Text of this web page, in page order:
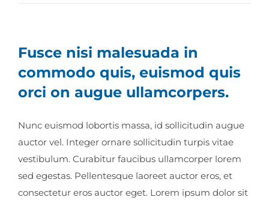
Fusce nisi malesuada in
commodo quis, euismod quis
orci on augue ullamcorpers.
Nunc euismod lobortis massa, id sollicitudin augue
auctor vel. Integer ornare sollicitudin turpis vitae
vestibulum. Curabitur faucibus ullamcorper lorem
sed egestas. Pellentesque laoreet auctor eros, et
consectetur eros auctor eget. Lorem ipsum dolor sit